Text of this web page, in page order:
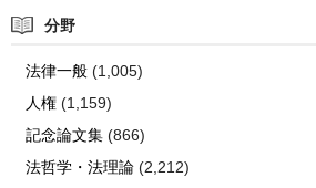
分野
法律一般(1,005)
人権(1,159)
記念論文集(866)
法哲学・法理論(2,212)